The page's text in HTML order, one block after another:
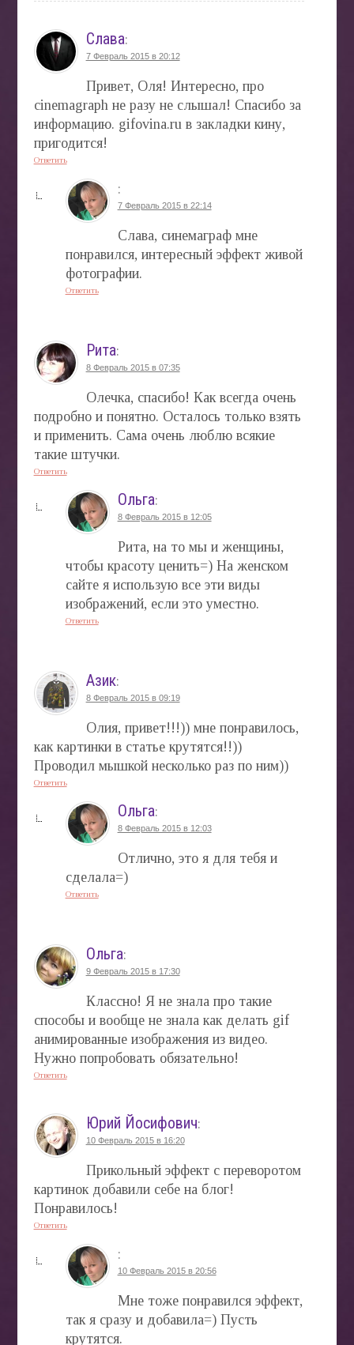
Слава:
7 Февраль 2015 в 20:12
Привет, Оля! Интересно, про
cinemagraph не разу не слышал! Спасибо за
информацию. gifovina.ru в закладки кину,
пригодится!
Ответить
:
7 Февраль 2015 в 22:14
Слава, синемаграф мне
понравился, интересный эффект живой
фотографии.
Ответить
Рита:
8 Февраль 2015 в 07:35
Олечка, спасибо! Как всегда очень
подробно и понятно. Осталось только взять
и применить. Сама очень люблю всякие
такие штучки.
Ответить
Ольга:
8 Февраль 2015 в 12:05
Рита, на то мы и женщины,
чтобы красоту ценить=) На женском
сайте я использую все эти виды
изображений, если это уместно.
Ответить
Азик:
8 Февраль 2015 в 09:19
Олия, привет!!!)) мне понравилось,
как картинки в статье крутятся!!))
Проводил мышкой несколько раз по ним))
Ответить
Ольга:
8 Февраль 2015 в 12:03
Отлично, это я для тебя и
сделала=)
Ответить
Ольга:
9 Февраль 2015 в 17:30
Классно! Я не знала про такие
способы и вообще не знала как делать gif
анимированные изображения из видео.
Нужно попробовать обязательно!
Ответить
Юрий Йосифович:
10 Февраль 2015 в 16:20
Прикольный эффект с переворотом
картинок добавили себе на блог!
Понравилось!
Ответить
:
10 Февраль 2015 в 20:56
Мне тоже понравился эффект,
так я сразу и добавила=) Пусть
крутятся.